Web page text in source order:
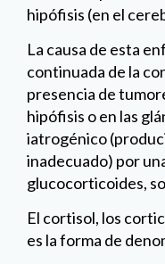
hipófisis (en el
La causa de esta
continuada de la
presencia de
hipófisis o en las
iatrogénico
inadecuado) por
glucocorticoides,
El cortisol, los
es la forma de